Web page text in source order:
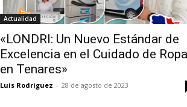
Actualidad
«LONDRI: Un Nuevo Estándar de
Excelencia en el Cuidado de Ropa
en Tenares»
Luis Rodriguez - 28 de agosto de 2023